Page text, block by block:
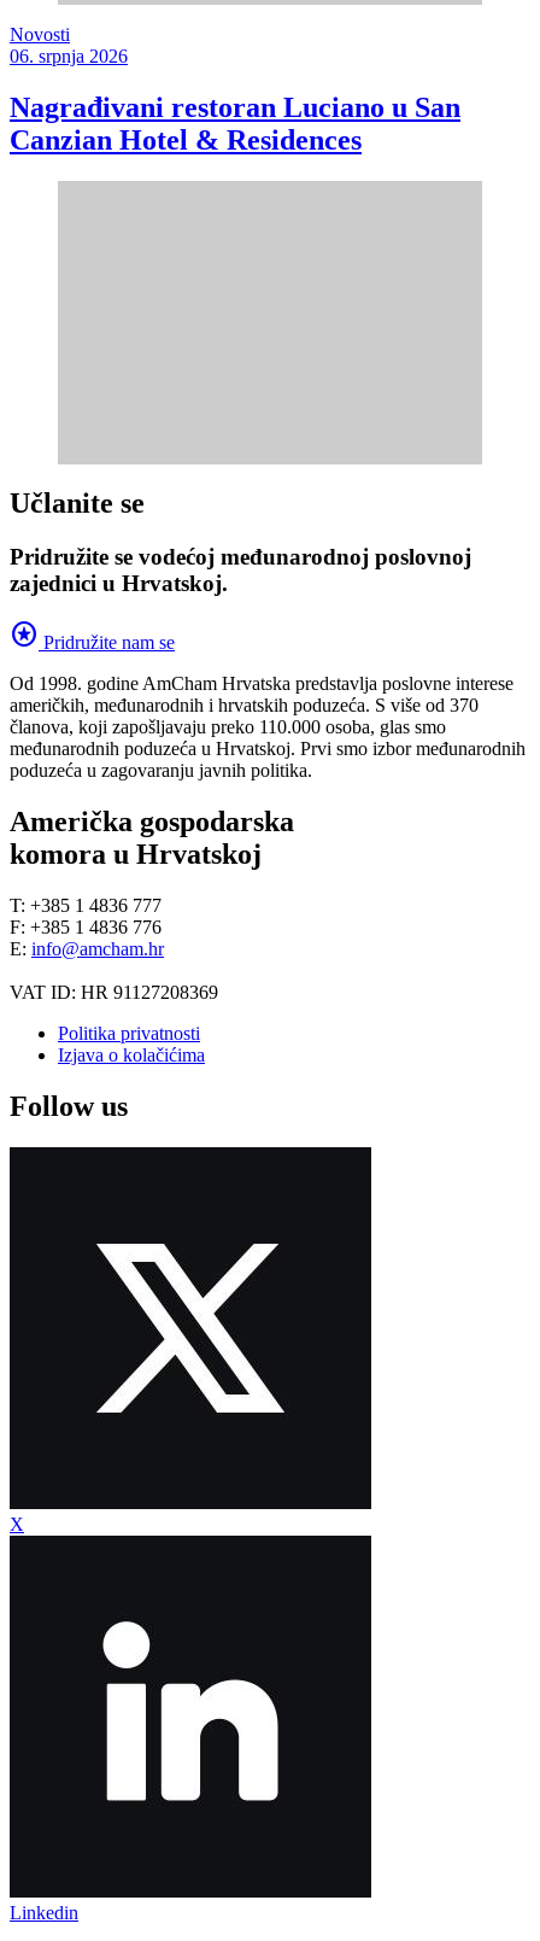
Novosti
06. srpnja 2026
Nagrađivani restoran Luciano u San
Canzian Hotel & Residences
Učlanite se
Pridružite se vodećoj međunarodnoj poslovnoj
zajednici u Hrvatskoj.
stars Pridružite nam se
Od 1998. godine AmCham Hrvatska predstavlja poslovne interese
američkih, međunarodnih i hrvatskih poduzeća. S više od 370
članova, koji zapošljavaju preko 110.000 osoba, glas smo
međunarodnih poduzeća u Hrvatskoj. Prvi smo izbor međunarodnih
poduzeća u zagovaranju javnih politika.
Američka gospodarska
komora u Hrvatskoj
T: +385 1 4836 777
F: +385 1 4836 776
E: info@amcham.hr
VAT ID: HR 91127208369
Politika privatnosti
Izjava o kolačićima
Follow us
X
Linkedin